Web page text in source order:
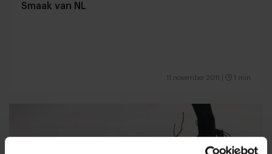
Smaak van NL
11 november 2011 1 min